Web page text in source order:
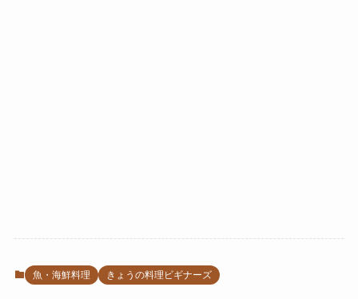
魚・海鮮料理 きょうの料理ビギナーズ